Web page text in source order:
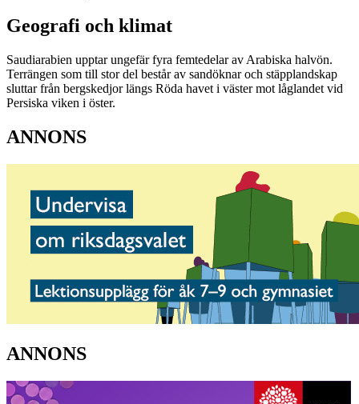
Geografi och klimat
Saudiarabien upptar ungefär fyra femtedelar av Arabiska halvön.
Terrängen som till stor del består av sandöknar och stäpplandskap
sluttar från bergskedjor längs Röda havet i väster mot låglandet vid
Persiska viken i öster.
ANNONS
ANNONS